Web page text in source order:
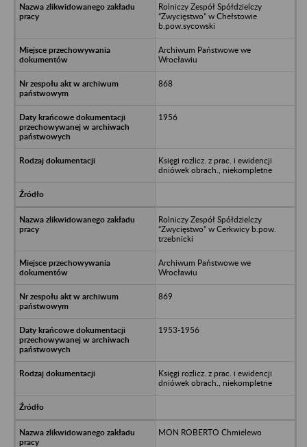
Rolniczy Zespół Spółdzielczy
“Zwycięstwo” w Chełstowie
b.pow.sycowski
Archiwum Państwowe we
Wrocławiu
868
1956
Księgi rozlicz. z prac. i ewidencji
dniówek obrach., niekompletne
Rolniczy Zespół Spółdzielczy
“Zwycięstwo” w Cerkwicy b.pow.
trzebnicki
Archiwum Państwowe we
Wrocławiu
869
1953-1956
Księgi rozlicz. z prac. i ewidencji
dniówek obrach., niekompletne
MON ROBERTO Chmielewo